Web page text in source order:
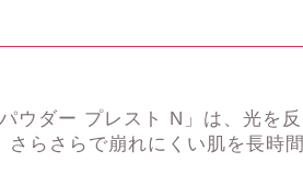
ウダー プレスト N」は、光を反
らさらで崩れにくい肌を長時間